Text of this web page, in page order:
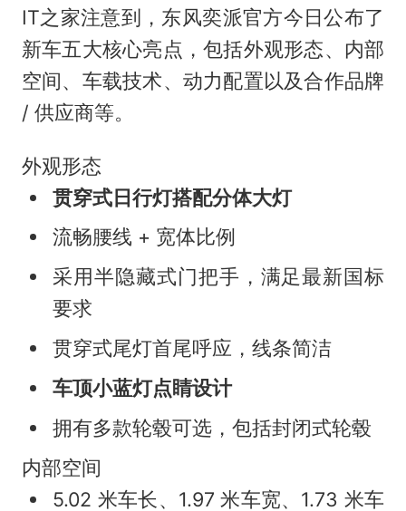
IT之家注意到，东风奕派官方今日公布了
新车五大核心亮点，包括外观形态、内部
空间、车载技术、动力配置以及合作品牌
/ 供应商等。
外观形态
贯穿式日行灯搭配分体大灯
流畅腰线 + 宽体比例
采用半隐藏式门把手，满足最新国标
要求
贯穿式尾灯首尾呼应，线条简洁
车顶小蓝灯点睛设计
拥有多款轮毂可选，包括封闭式轮毂
内部空间
5.02 米车长、1.97 米车宽、1.73 米车